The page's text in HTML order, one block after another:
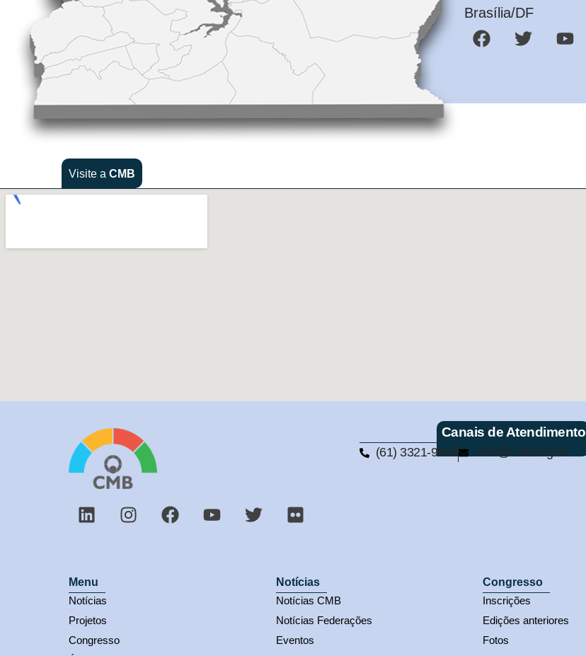
Brasília/DF
Visite a CMB
Canais de Atendimento
(61) 3321-9563 cmb@cmb.org.br
Menu
Notícias
Projetos
Congresso
Notícias
Notícias CMB
Notícias Federações
Eventos
Congresso
Inscrições
Edições anteriores
Fotos